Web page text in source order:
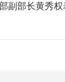
副部长黄秀权